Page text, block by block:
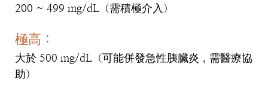
200 ~ 499 mg/dL（需積極介入）
極高：
大於 500 mg/dL（可能併發急性胰臟炎，需醫療協
助）